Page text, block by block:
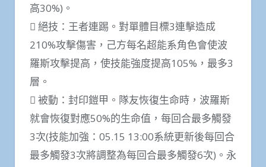
高30%)。
 絕技：王者連踢。對單體目標3連擊造成
210%攻擊傷害，己方每名超能系角色會使波
羅斯攻擊提高，使技能強度提高105%，最多3
層。
 被動：封印鎧甲。隊友恢復生命時，波羅斯
就會恢復對應50%的生命值，每回合最多觸發
3次(技能加強：05.15 13:00系統更新後每回合
最多觸發3次將調整為每回合最多觸發6次)。永